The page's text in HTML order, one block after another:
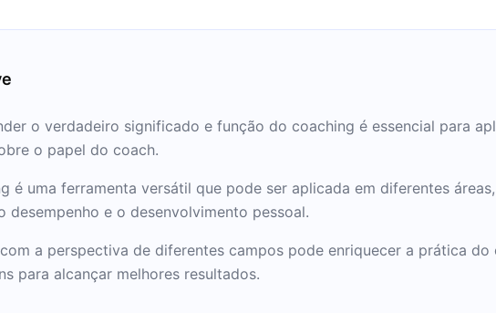
o verdadeiro significado e função do coaching é essencial para
o papel do coach.
é uma ferramenta versátil que pode ser aplicada em diferentes
desempenho e o desenvolvimento pessoal.
a perspectiva de diferentes campos pode enriquecer a prática
para alcançar melhores resultados.